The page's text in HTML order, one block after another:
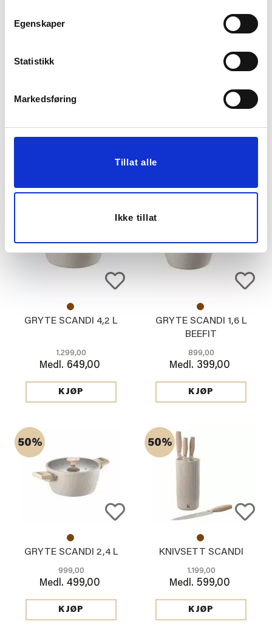
Egenskaper
Statistikk
Markedsføring
Tillat alle
Ikke tillat
KOK & STEK, 4 DELER,
249,00
STEKEPANNE SETT
SCANDI 28/24 CM
749,00
GRYTE SCANDI 4,2 L
1.299,00
Medl. 649,00
KJØP
56%
GRYTE SCANDI 1,6 L
BEEFIT
899,00
Medl. 399,00
KJØP
50%
GRYTE SCANDI 2,4 L
999,00
Medl. 499,00
KJØP
50%
KNIVSETT SCANDI
1.199,00
Medl. 599,00
KJØP